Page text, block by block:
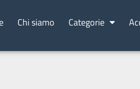
Chi siamo Categorie